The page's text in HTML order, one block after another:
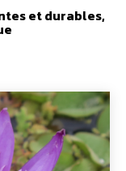
et durables,